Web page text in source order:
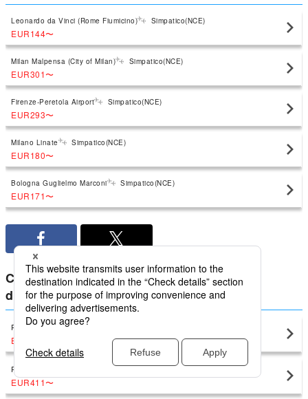
Leonardo da Vinci (Rome Fiumicino) Simpatico(NCE)
EUR144〜
Milan Malpensa (City of Milan) Simpatico(NCE)
EUR301〜
Firenze-Peretola Airport Simpatico(NCE)
EUR293〜
Milano Linate Simpatico(NCE)
EUR180〜
Bologna Guglielmo Marconi Simpatico(NCE)
EUR171〜
Confronta i prezzi più bassi per Francia
domestici da Simpatico
Parigi Simpatico(NCE)
EUR129
Parigi
EUR411〜